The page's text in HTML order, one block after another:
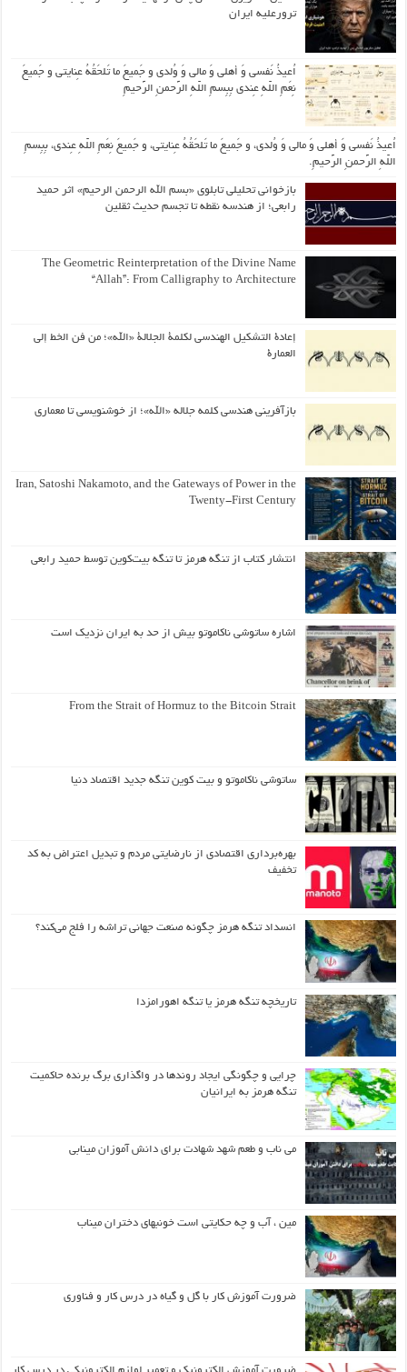
ترورعلیه ایران
اُعیذُ نَفسی وَ أهلی وَ مالی وَ وُلدی و جَمیعَ ما تَلحَقُهُ عِنایتی و جَمیعَ
نِعَمِ اللّهِ عِندی بِبِسمِ اللّهِ الرَّحمنِ الرَّحیمِ
اُعیذُ نَفسی وَ أهلی وَ مالی وَ وُلدی، و جَمیعَ ما تَلحَقُهُ عِنایتی، و جَمیعَ نِعَمِ اللّهِ عِندی، بِبِسمِ
اللّهِ الرَّحمنِ الرَّحیمِ.
بازخوانی تحلیلی تابلوی «بسم الله الرحمن الرحیم» اثر حمید
رابعی؛ از هندسه نقطه تا تجسم حدیث ثقلین
The Geometric Reinterpretation of the Divine Name
“Allah”: From Calligraphy to Architecture
إعادة التشكيل الهندسي لكلمة الجلالة «الله»؛ من فن الخط إلى
العمارة
بازآفرینی هندسی کلمه جلاله «الله»؛ از خوشنویسی تا معماری
Iran, Satoshi Nakamoto, and the Gateways of Power in the
Twenty-First Century
انتشار کتاب از تنگه هرمز تا تنگه بیت‌کوین توسط حمید رابعی
اشاره ساتوشی ناکاموتو بیش از حد به ایران نزدیک است
From the Strait of Hormuz to the Bitcoin Strait
ساتوشی ناکاموتو و بیت کوین تنگه جدید اقتصاد دنیا
بهره‌برداری اقتصادی از نارضایتی مردم و تبدیل اعتراض به کد
تخفیف
انسداد تنگه هرمز چگونه صنعت جهانی تراشه را فلج می‌کند؟
تاریخچه تنگه هرمز یا تنگه اهورامزدا
چرایی و چگونگی ایجاد روندها در واگذاری برگ برنده حاکمیت
تنگه هرمز به ایرانیان
می ناب و طعم شهد شهادت برای دانش آموزان مینابی
مین ، آب و چه حکایتی است خونبهای دختران میناب
ضرورت آموزش کار با گل و گیاه در درس کار و فناوری